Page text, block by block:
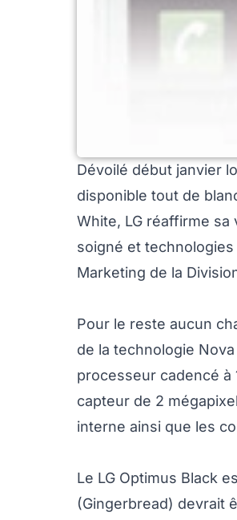
Dévoilé début janvier
disponible tout de
White, LG réaffirme
soigné et
Marketing de la
Pour le reste aucun
de la technologie
processeur cadencé à
capteur de 2
interne ainsi que les
Le LG Optimus Black
(Gingerbread) devrait